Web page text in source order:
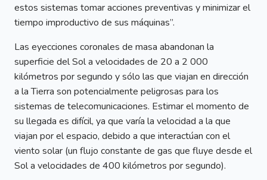
estos sistemas tomar acciones preventivas y minimizar el
tiempo improductivo de sus máquinas”.
Las eyecciones coronales de masa abandonan la
superficie del Sol a velocidades de 20 a 2 000
kilómetros por segundo y sólo las que viajan en dirección
a la Tierra son potencialmente peligrosas para los
sistemas de telecomunicaciones. Estimar el momento de
su llegada es difícil, ya que varía la velocidad a la que
viajan por el espacio, debido a que interactúan con el
viento solar (un flujo constante de gas que fluye desde el
Sol a velocidades de 400 kilómetros por segundo).